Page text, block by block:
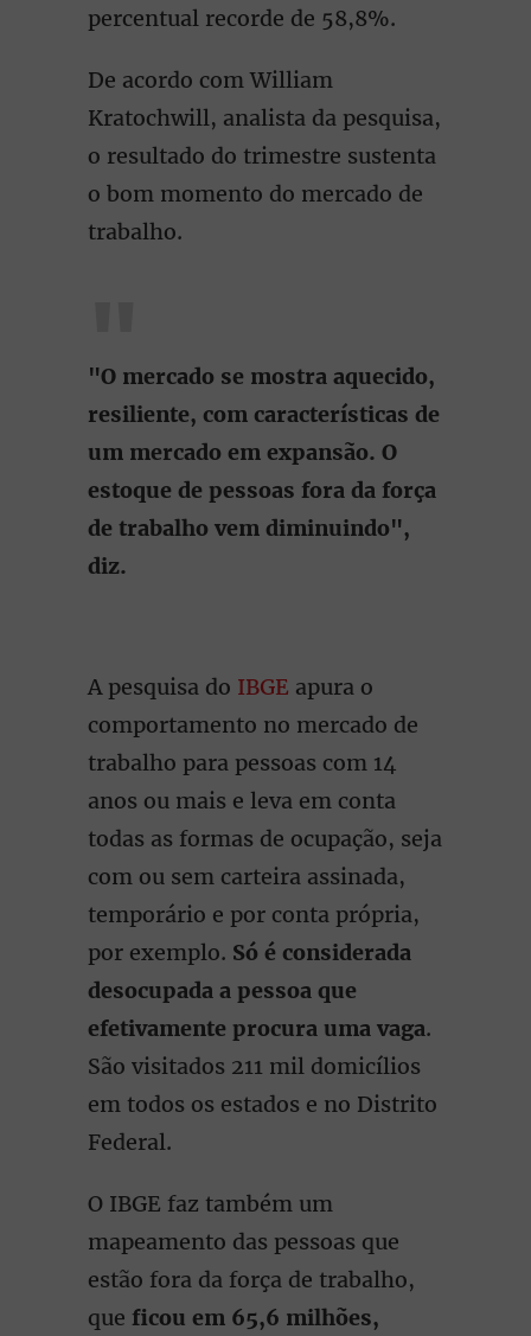
percentual recorde de 58,8%.
De acordo com William
Kratochwill, analista da pesquisa,
o resultado do trimestre sustenta
o bom momento do mercado de
trabalho.
"O mercado se mostra aquecido,
resiliente, com características de
um mercado em expansão. O
estoque de pessoas fora da força
de trabalho vem diminuindo",
diz.
A pesquisa do IBGE apura o
comportamento no mercado de
trabalho para pessoas com 14
anos ou mais e leva em conta
todas as formas de ocupação, seja
com ou sem carteira assinada,
temporário e por conta própria,
por exemplo. Só é considerada
desocupada a pessoa que
efetivamente procura uma vaga.
São visitados 211 mil domicílios
em todos os estados e no Distrito
Federal.
O IBGE faz também um
mapeamento das pessoas que
estão fora da força de trabalho,
que ficou em 65,6 milhões,